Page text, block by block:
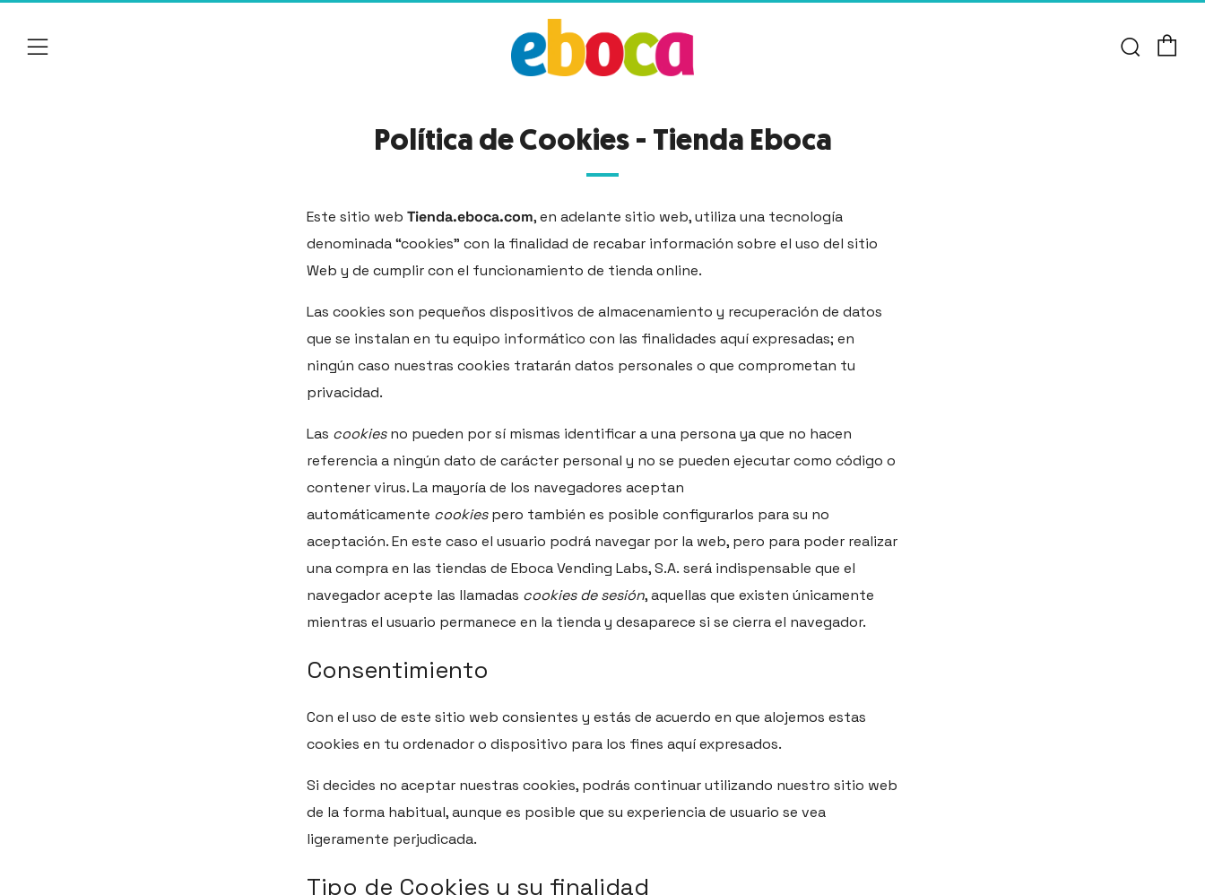
Menú
Política de Cookies - Tienda Eboca
Este sitio web Tienda.eboca.com, en adelante sitio web, utiliza una tecnología
denominada “cookies” con la finalidad de recabar información sobre el uso del sitio
Web y de cumplir con el funcionamiento de tienda online.
Las cookies son pequeños dispositivos de almacenamiento y recuperación de datos
que se instalan en tu equipo informático con las finalidades aquí expresadas; en
ningún caso nuestras cookies tratarán datos personales o que comprometan tu
privacidad.
Las cookiesno pueden por sí mismas identificar a una persona ya que no hacen
referencia a ningún dato de carácter personal y no se pueden ejecutar como código o
contener virus. La mayoría de los navegadores aceptan
automáticamente cookiespero también es posible configurarlos para su no
aceptación. En este caso el usuario podrá navegar por la web, pero para poder realizar
una compra en las tiendas de Eboca Vending Labs, S.A. será indispensable que el
navegador acepte las llamadas cookies de sesión, aquellas que existen únicamente
mientras el usuario permanece en la tienda y desaparece si se cierra el navegador.
Consentimiento
Con el uso de este sitio web consientes y estás de acuerdo en que alojemos estas
cookies en tu ordenador o dispositivo para los fines aquí expresados.
Si decides no aceptar nuestras cookies, podrás continuar utilizando nuestro sitio web
de la forma habitual, aunque es posible que su experiencia de usuario se vea
ligeramente perjudicada.
Tipo de Cookies y su finalidad